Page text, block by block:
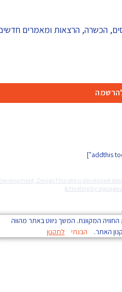
הכשרה, הרצאות ומאמרים חדשים
Development, Design
& Hosting by
המקוונת. המשך ניווט באתר מהווה
האתר.
הבנתי לתקנון